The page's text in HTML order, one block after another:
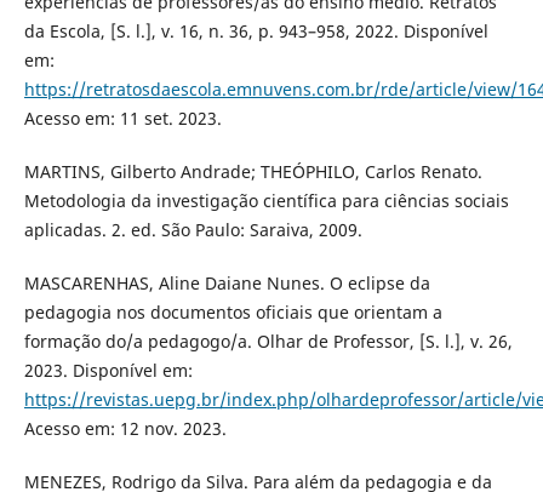
da Escola, [S. l.], v. 16, n. 36, p. 943–958, 2022. Disponível
em:
https://retratosdaescola.emnuvens.com.br/rde/article/view/
Acesso em: 11 set. 2023.
MARTINS, Gilberto Andrade; THEÓPHILO, Carlos Renato.
Metodologia da investigação científica para ciências sociais
aplicadas. 2. ed. São Paulo: Saraiva, 2009.
MASCARENHAS, Aline Daiane Nunes. O eclipse da
pedagogia nos documentos oficiais que orientam a
formação do/a pedagogo/a. Olhar de Professor, [S. l.], v. 26,
2023. Disponível em:
https://revistas.uepg.br/index.php/olhardeprofessor/article/
Acesso em: 12 nov. 2023.
MENEZES, Rodrigo da Silva. Para além da pedagogia e da